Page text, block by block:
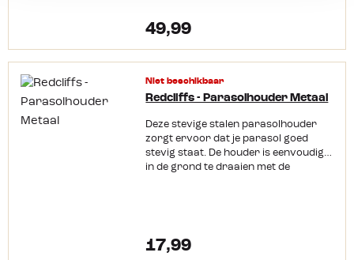
49,99
Niet beschikbaar
Redcliffs - Parasolhouder Metaal
Deze stevige stalen parasolhouder
zorgt ervoor dat je parasol goed
stevig staat. De houder is eenvoudig
in de grond te draaien met de
van je parasolbuis. Deze
parasolharing is geschikt voor
17,99